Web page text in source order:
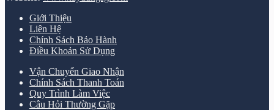
Giới Thiệu
Liên Hệ
Chính Sách Bảo Hành
Điều Khoản Sử Dụng
Vận Chuyển Giao Nhận
Chính Sách Thanh Toán
Quy Trình Làm Việc
Câu Hỏi Thường Gặp